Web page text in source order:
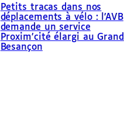
Petits tracas dans nos
déplacements à vélo : l’AVB
demande un service
Proxim’cité élargi au Grand
Besançon